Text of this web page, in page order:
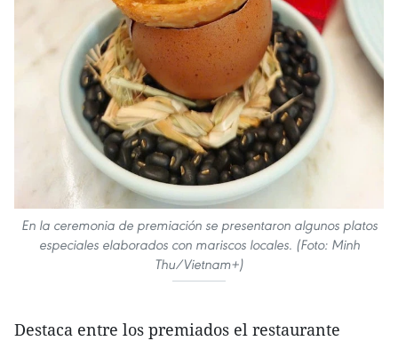
En la ceremonia de premiación se presentaron algunos platos
especiales elaborados con mariscos locales. (Foto: Minh
Thu/Vietnam+)
Destaca entre los premiados el restaurante